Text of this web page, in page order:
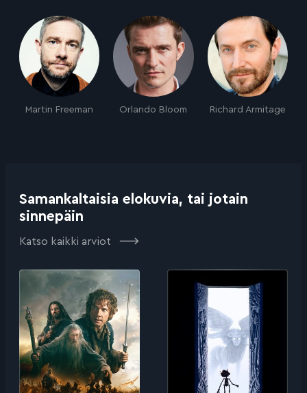
Martin Freeman Orlando Bloom Richard Armitage
Samankaltaisia elokuvia, tai jotain
sinnepäin
Katso kaikki arviot